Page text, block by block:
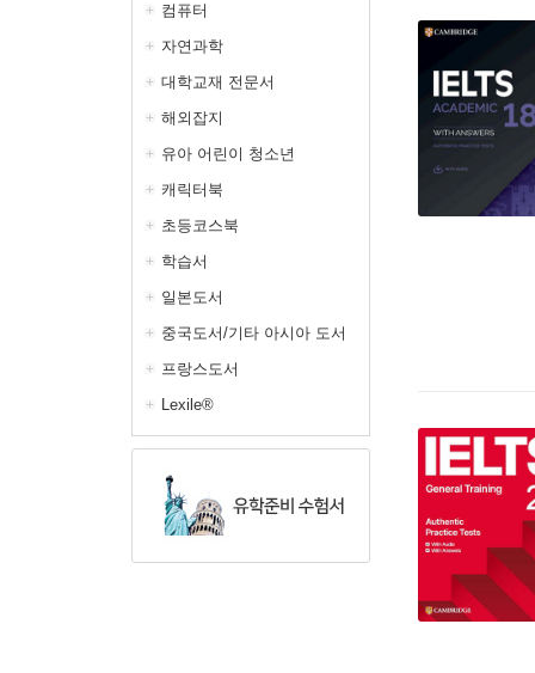
컴퓨터
자연과학
대학교재 전문서
해외잡지
유아 어린이 청소년
캐릭터북
초등코스북
학습서
일본도서
중국도서/기타 아시아 도서
프랑스도서
Lexile®